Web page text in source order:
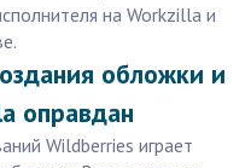
на Workzilla и
обложки и
оправдан
Wildberries играет